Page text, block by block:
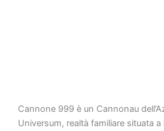
Cannone 999 è un Cannonau
Universum, realtà familiare situata